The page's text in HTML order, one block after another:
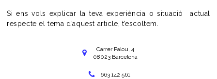
Si ens vols explicar la teva experiència o situació actual
respecte el tema d’aquest article, t’escoltem.
Carrer Palou, 4
08023 Barcelona
663 142 561